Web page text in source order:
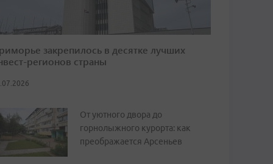
закрепилось в десятке лучших
регионов страны
От уютного двора до
горнолыжного курорта: как
преображается Арсеньев